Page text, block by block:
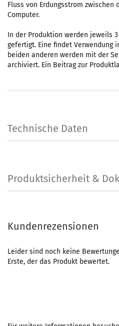
Fluss von Erdungsstrom zwischen
Computer.
In der Produktion werden jeweils
gefertigt. Eine findet Verwendung
beiden anderen werden mit der
archiviert. Ein Beitrag zur
Technische Daten
Produktsicherheit &
Kundenrezensionen
Leider sind noch keine
Erste, der das Produkt bewertet.